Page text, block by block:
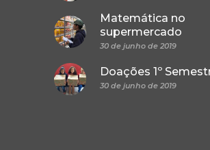
Matemática no
supermercado
30 de junho de 2019
Doações 1º
30 de junho de 2019